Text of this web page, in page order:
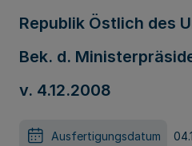
Republik Östlich des
Bek. d.
v. 4.12.2008
Ausfertigungsdatum